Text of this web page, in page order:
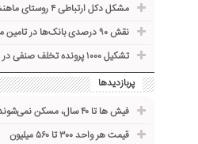
مشکل دکل ارتباطی ۴ روستای ماهنشان حل می‌شود
نقش ۹۰ درصدی بانک‌ها در تامین مالی اقتصاد کشور
تشکیل ۱۰۰۰ پرونده تخلف صنفی در زنجان
پربازدیدها
فیش ها تا ۴۰ سال، مسکن نمی‌شوند
قیمت هر واحد ۳۰۰ تا ۵۶۰ میلیون